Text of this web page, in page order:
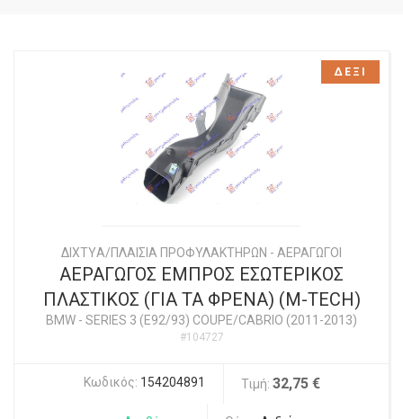
ΔΙΧΤYΑ/ΠΛΑΙΣΙΑ ΠΡΟΦΥΛΑΚΤΗΡΩΝ - ΑΕΡΑΓΩΓΟΙ
ΑΕΡΑΓΩΓΟΣ ΕΜΠΡΟΣ ΕΣΩΤΕΡΙΚΟΣ
ΠΛΑΣΤΙΚΟΣ (ΓΙΑ ΤΑ ΦΡΕΝΑ) (M-TECH)
BMW - SERIES 3 (E92/93) COUPE/CABRIO (2011-2013)
#104727
Κωδικός: 154204891 Τιμή: 32,75 €
ΔΕΞΙ